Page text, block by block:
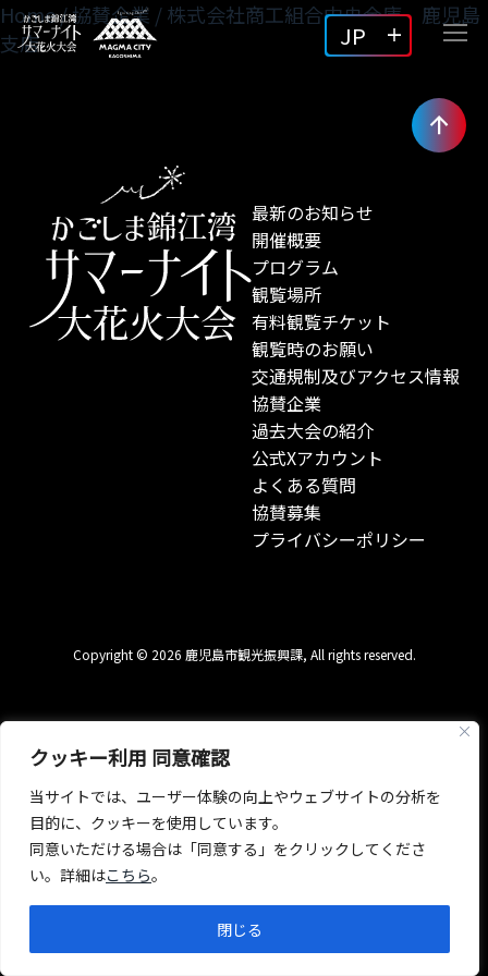
クッキー利用 同意確認
当サイトでは、ユーザー体験の向上やウェブサイトの分析を
目的に、クッキーを使用しています。
同意いただける場合は「同意する」をクリックしてくださ
い。詳細はこちら。
閉じる
JP
Home/協賛企業 /株式会社商工組合中央金庫 鹿児島
支店
最新のお知らせ
開催概要
プログラム
観覧場所
有料観覧チケット
観覧時のお願い
交通規制及びアクセス情報
協賛企業
過去大会の紹介
公式Xアカウント
よくある質問
協賛募集
プライバシーポリシー
Copyright © 2026 鹿児島市観光振興課, All rights reserved.